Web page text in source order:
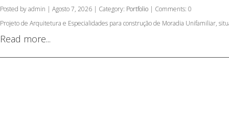
Posted by admin | Agosto 7, 2026 | Category: Portfolio | Comments: 0
Projeto de Arquitetura e Especialidades para construção de Moradia Unifamiliar,
Read more...